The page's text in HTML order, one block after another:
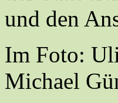
und den
Im Foto:
Michael